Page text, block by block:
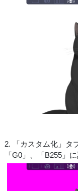
2. 「カスタム化」タ
「G0」、「B255」